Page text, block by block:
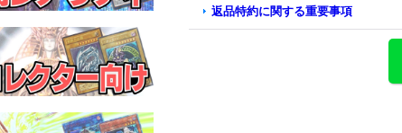
返品特約に関する重要事項